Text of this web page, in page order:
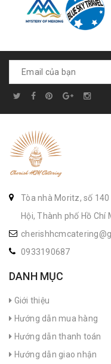
Tòa nhà Moritz, số
Hội, Thành phố Hồ Chí
0933190687
DANH MỤC
Giới thiệu
Hướng dẫn mua hàng
Hướng dẫn thanh toán
Hướng dẫn giao nhận